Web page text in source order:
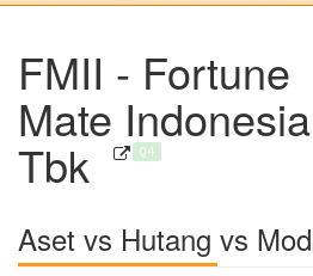
FMII - Fortune
Mate Indonesia
Tbk Q4
Aset vs Hutang vs